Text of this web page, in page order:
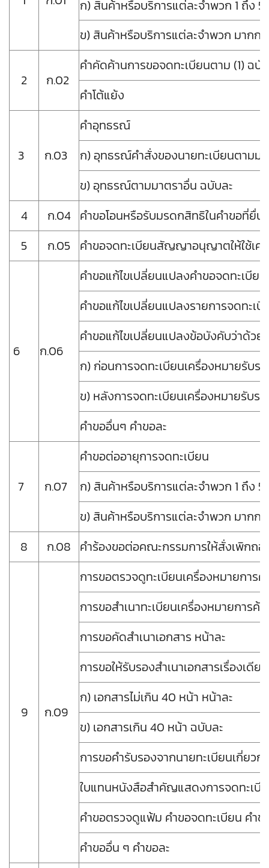
ก) สินค้าหรือบริการแต่ละจำพวก 1 ถึง
ข) สินค้าหรือบริการแต่ละจําพว
2 ก.02
คําคัดค้านการขอจดทะเบียนตาม (1) ฉบั
คำโต้แย้ง
3 ก.03
คำอุทธรณ์
ก) อุทธรณ์คําสั่งของนายทะเบียนตามม
ข) อุทธรณ์ตามมา
4
ก.04 คําขอโอนหรือรับมรดกสิทธิในคําขอที่ยื่น
5
ก.05 คําขอจดทะเบียนสัญญาอนุญาตให้ใช้เค
6 ก.06
คําขอแก้ไขเปลี่ยนแปลงคำขอจดทะ
คําขอแก้ไขเปลี่ยนแปลงรายการจดทะเ
คำขอแก้ไขเปลี่ยนแปลงข้อบังคับว่าด้วย
ก) ก่อนการจดทะเบียนเค
ข) หลังการจดทะเบียนเครื่
คําขออื่นๆ
7 ก.07
คำขอต่ออายุการจดทะเบียน
ก) สินค้าหรือบริการแต่ละจํา
ข) สินค้าหรือบริการแต่ละจําพว
8
ก.08 คำร้องขอต่อคณะกรรมการให้สั่งเพิกถอ
9 ก.09
การขอตรวจดูทะเบียนเครื่องหมายการ
การขอสำเนาทะเบียนเครื่องหมายการ
การขอคัดสำเนาเอกสาร หน้าละ
การขอให้รับรองสำเนาเอกสารเรื่องเดีย
ก) เอกสารไม่เกิน 40 หน้า หน้าละ
ข) เอกสารเกิน 40 หน้า ฉบับละ
การขอคํารับรองจากนายทะเบียนเ
ใบแทนหนังสือสำคัญแสดงการจดทะเบี
คำขอตรวจดูแฟ้ม คำขอจดทะเบียน คำข
คำขออื่น ๆ คำขอละ